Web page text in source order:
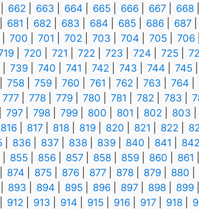
662
663 664 665 666 667 668
681
682 683 684 685 686 687
700
701 702 703 704 705 706
720 721 722 723 724 725
739
740 741 742 743 744 745
758
759 760 761 762 763 764
777
778 779 780 781 782 783
797
798 799 800 801 802 803
816
817 818 819 820 821 822
836 837 838 839 840 841 842
855
856 857 858 859 860 861
874
875 876 877 878 879 880
893
894 895 896 897 898 899
912
913 914 915 916 917 918